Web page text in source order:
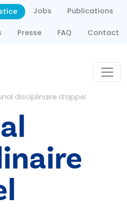
Jobs Publications
Presse FAQ Contact
disciplinaire d’appel